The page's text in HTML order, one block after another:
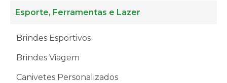
Esporte, Ferramentas e Lazer
Brindes Esportivos
Brindes Viagem
Canivetes Personalizados